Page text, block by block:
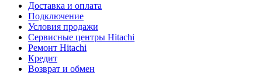
Доставка и оплата
Подключение
Условия продажи
Сервисные центры Hitachi
Ремонт Hitachi
Кредит
Возврат и обмен